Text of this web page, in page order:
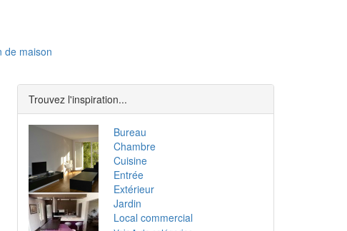
de maison
Trouvez l'inspiration...
Bureau
Chambre
Cuisine
Entrée
Extérieur
Jardin
Local commercial